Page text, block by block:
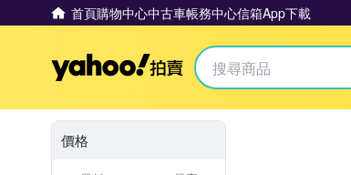
首頁購物中心中古車帳務中心信箱App下載
Yahoo拍賣
價格